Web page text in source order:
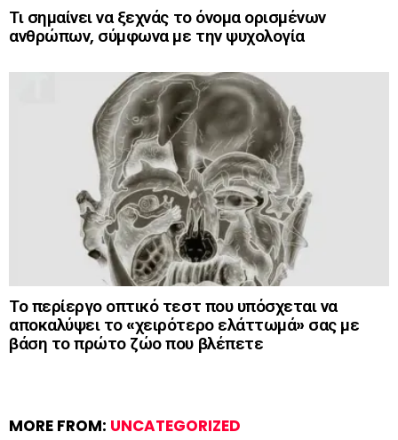
Τι σημαίνει να ξεχνάς το όνομα ορισμένων
ανθρώπων, σύμφωνα με την ψυχολογία
Το περίεργο οπτικό τεστ που υπόσχεται να
αποκαλύψει το «χειρότερο ελάττωμά» σας με
βάση το πρώτο ζώο που βλέπετε
MORE FROM: UNCATEGORIZED